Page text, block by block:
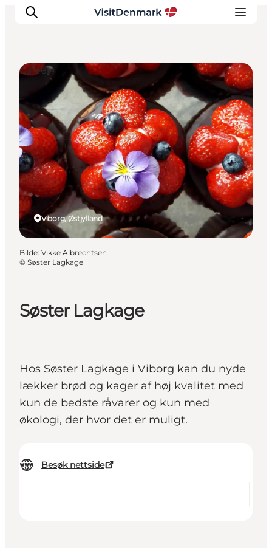
Inspirasjon
Reisemål
Aktiviteter
Overnatting
Planlegg reisen
Søster Lagkage
Hos Søster Lagkage i Viborg kan du nyde
lækker brød og kager af høj kvalitet med
kun de bedste råvarer og kun med
økologi, der hvor det er muligt.
Besøk nettside
Viborg, Østjylland
Cafeer
Bilde: Vikke Albrechtsen
© Søster Lagkage